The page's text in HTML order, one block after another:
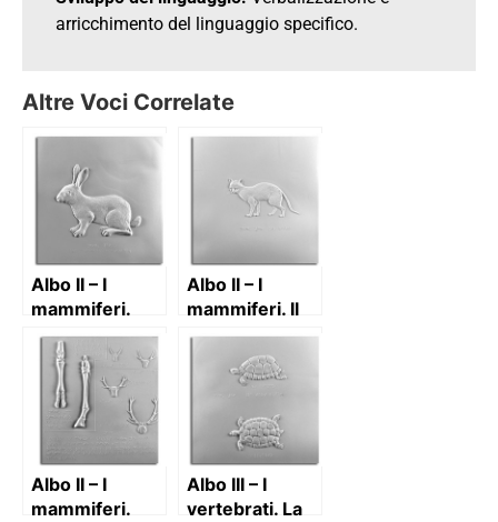
arricchimento del linguaggio specifico.
Altre Voci Correlate
Albo II – I
mammiferi.
Coniglio
domestico
Albo II – I
mammiferi. Il
gatto
Albo II – I
mammiferi.
Albo III – I
vertebrati. La